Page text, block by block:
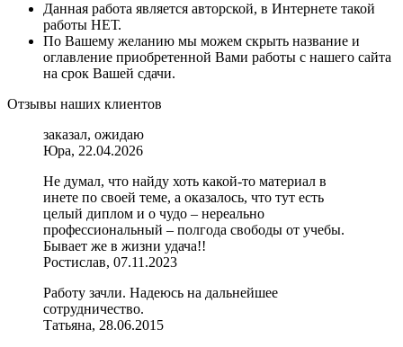
Данная работа является авторской, в Интернете такой
работы НЕТ.
По Вашему желанию мы можем скрыть название и
оглавление приобретенной Вами работы с нашего сайта
на срок Вашей сдачи.
Отзывы наших клиентов
заказал, ожидаю
Юра, 22.04.2026
Не думал, что найду хоть какой-то материал в
инете по своей теме, а оказалось, что тут есть
целый диплом и о чудо – нереально
профессиональный – полгода свободы от учебы.
Бывает же в жизни удача!!
Ростислав, 07.11.2023
Работу зачли. Надеюсь на дальнейшее
сотрудничество.
Татьяна, 28.06.2015